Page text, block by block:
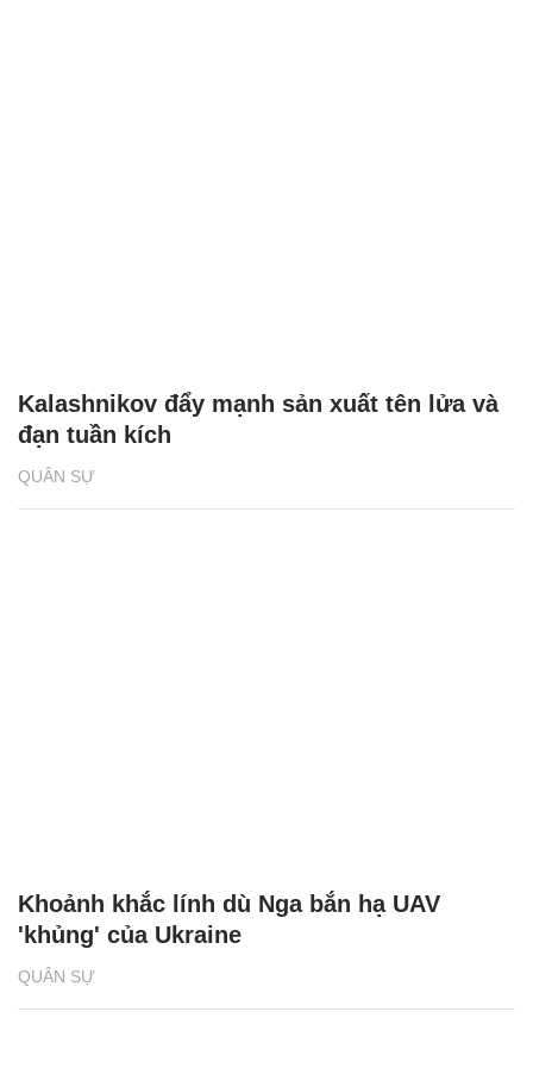
QUÂN SỰ
Kalashnikov đẩy mạnh sản xuất tên lửa và
đạn tuần kích
QUÂN SỰ
Khoảnh khắc lính dù Nga bắn hạ UAV
'khủng' của Ukraine